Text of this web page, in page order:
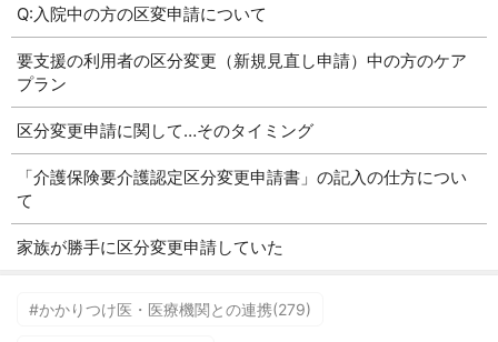
Q:入院中の方の区変申請について
要支援の利用者の区分変更（新規見直し申請）中の方のケア
プラン
区分変更申請に関して…そのタイミング
「介護保険要介護認定区分変更申請書」の記入の仕方につい
て
家族が勝手に区分変更申請していた
#かかりつけ医・医療機関との連携(279)